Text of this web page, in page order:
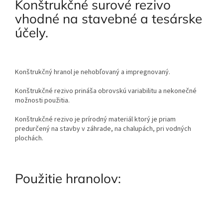
Konštrukčné surové rezivo
vhodné na stavebné a tesárske
účely.
Konštrukčný hranol je nehobľovaný a impregnovaný.
Konštrukčné rezivo prináša obrovskú variabilitu a nekonečné
možnosti použitia.
Konštrukčné rezivo je prírodný materiál ktorý je priam
predurčený na stavby v záhrade, na chalupách, pri vodných
plochách.
Použitie hranolov: